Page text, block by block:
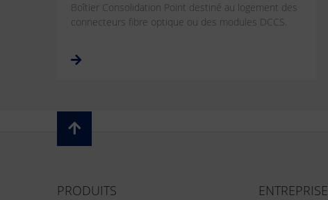
Boîtier Consolidation Point destiné au logement des
connecteurs fibre optique ou des modules DCCS.
PRODUITS ENTREPRISE